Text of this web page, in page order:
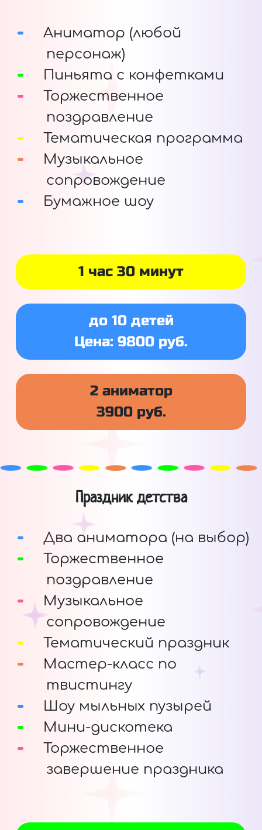
Аниматор (любой
персонаж)
Пиньята с конфетками
Торжественное
поздравление
Тематическая программа
Музыкальное
сопровождение
Бумажное шоу
1 час 30 минут
до 10 детей
Цена: 9800 руб.
2 аниматор
3900 руб.
Праздник детства
Два аниматора (на выбор)
Торжественное
поздравление
Музыкальное
сопровождение
Тематический праздник
Мастер-класс по
твистингу
Шоу мыльных пузырей
Мини-дискотека
Торжественное
завершение праздника